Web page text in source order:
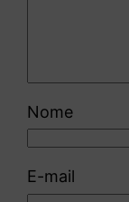
Nome
E-mail